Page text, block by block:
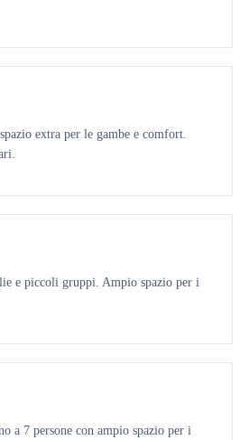
extra per le gambe e comfort.
e piccoli gruppi. Ampio spazio per i
a 7 persone con ampio spazio per i